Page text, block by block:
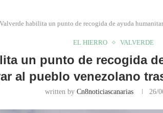
Valverde habilita un punto de recogida de ayuda
EL HIERRO VALVERDE
un punto de recogida
al pueblo venezolano
written by Cn8noticiascanarias 26/